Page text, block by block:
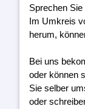
Sprechen
Im Umkreis
herum,
Bei uns
oder können
Sie selber
oder